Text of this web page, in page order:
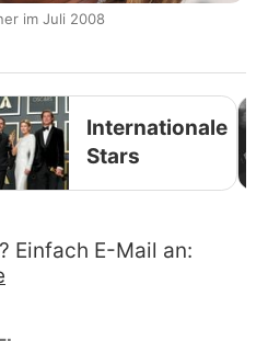
im Juli 2008
Internationale
Stars
Einfach E-Mail an: